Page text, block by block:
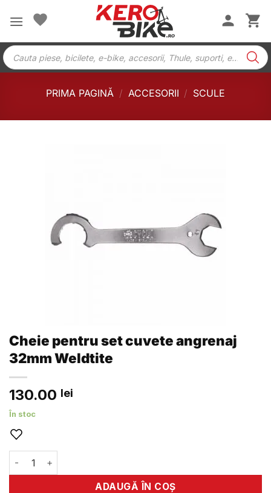
Products
search
PRIMA PAGINĂ / ACCESORII / SCULE
Cheie pentru set cuvete angrenaj
32mm Weldtite
130.00 lei
În stoc
Cantitate Cheie pentru set cuvete angrenaj 32mm Weldtite
ADAUGĂ ÎN COȘ